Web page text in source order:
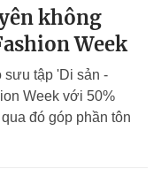
không
Week
sưu tập 'Di sản -
Week với 50%
đó góp phần tôn